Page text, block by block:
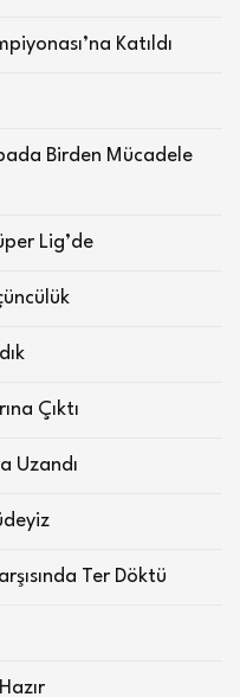
Katıldı
Birden Mücadele
Lig’de
Çıktı
Uzandı
Ter Döktü